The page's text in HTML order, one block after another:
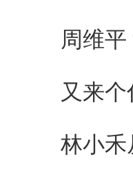
周维平
又来个
林小禾从